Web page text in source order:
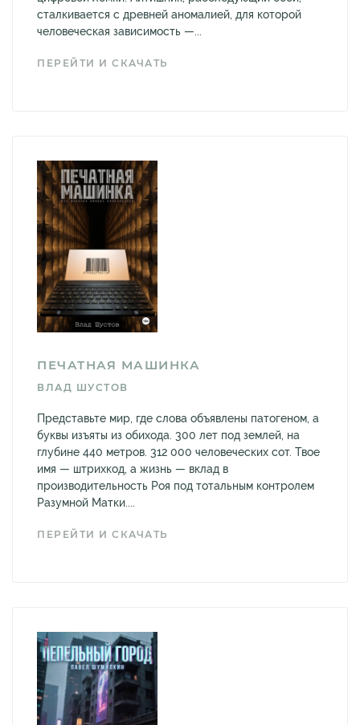
сталкивается с древней аномалией, для которой
человеческая зависимость —...
ПЕРЕЙТИ И СКАЧАТЬ
ПЕЧАТНАЯ МАШИНКА
ВЛАД ШУСТОВ
Представьте мир, где слова объявлены патогеном, а
буквы изъяты из обихода. 300 лет под землей, на
глубине 440 метров. 312 000 человеческих сот. Твое
имя — штрихкод, а жизнь — вклад в
производительность Роя под тотальным контролем
Разумной Матки....
ПЕРЕЙТИ И СКАЧАТЬ